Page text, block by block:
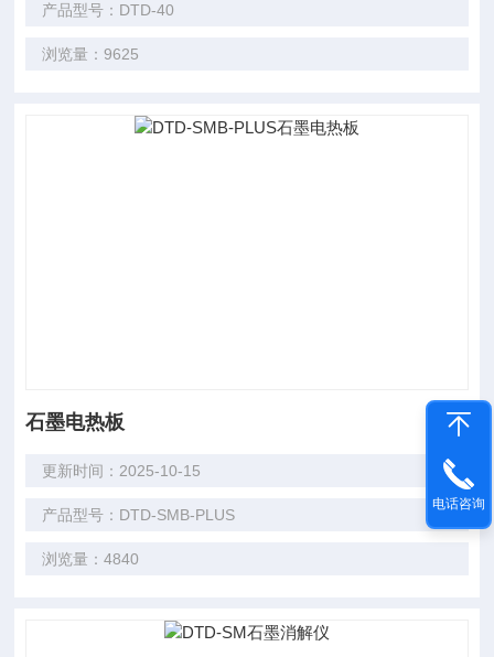
产品型号：DTD-40
浏览量：9625
石墨电热板
更新时间：2025-10-15
产品型号：DTD-SMB-PLUS
浏览量：4840
电话咨询